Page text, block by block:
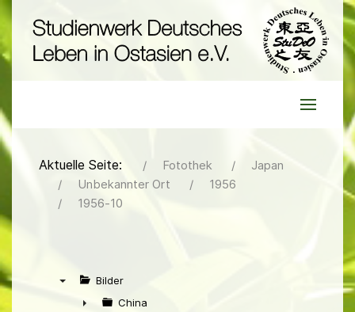
Aktuelle Seite: Fotothek
Japan
Unbekannter Ort
1956
1956-10
Bilder
China